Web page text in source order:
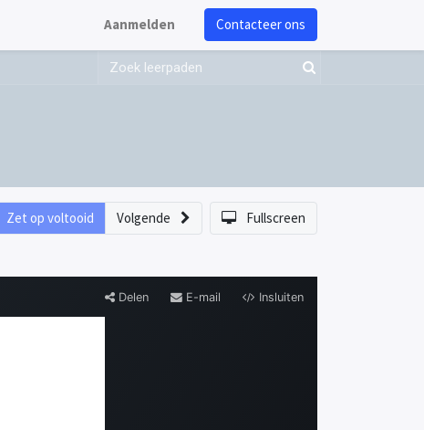
Aanmelden Contacteer ons
Zet op voltooid Volgende Fullscreen